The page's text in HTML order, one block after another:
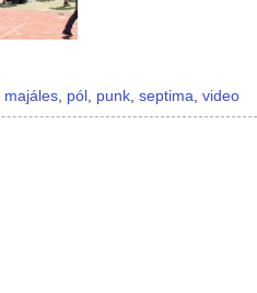
majáles, pól , punk,septima,video